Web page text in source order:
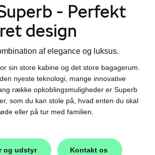
- Perfekt
design
af elegance og luksus.
sin store kabine og det store bagagerum.
nyeste teknologi, mange innovative
række opkoblingsmuligheder er Superb
som du kan stole på, hvad enten du skal
eller på tur med familien.
og udstyr Kontakt os